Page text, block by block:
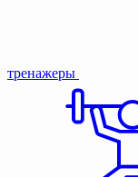
тренажеры